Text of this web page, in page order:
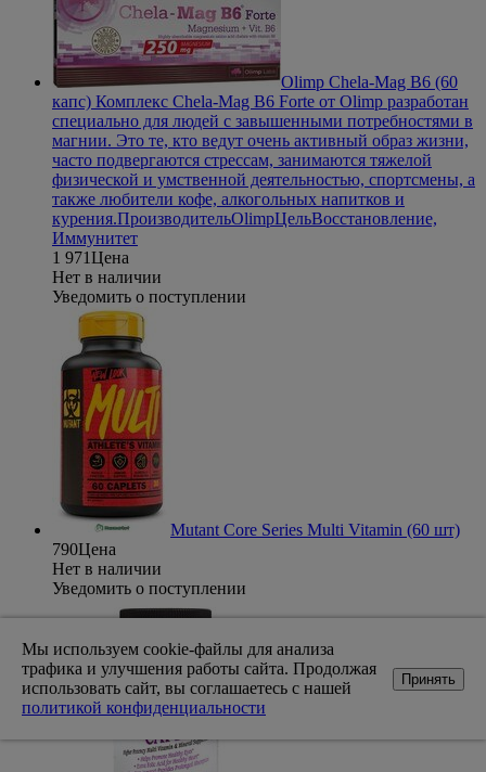
Olimp Chela-Mag B6 (60
капс) Комплекс Chela-Mag B6 Forte от Olimp разработан
специально для людей с завышенными потребностями в
магнии. Это те, кто ведут очень активный образ жизни,
часто подвергаются стрессам, занимаются тяжелой
физической и умственной деятельностью, спортсмены, а
также любители кофе, алкогольных напитков и
курения.ПроизводительOlimpЦельВосстановление,
Иммунитет
1 971Цена
Нет в наличии
Уведомить о поступлении
Mutant Core Series Multi Vitamin (60 шт)
790Цена
Нет в наличии
Уведомить о поступлении
Мы используем cookie-файлы для анализа
трафика и улучшения работы сайта. Продолжая
использовать сайт, вы соглашаетесь с нашей
политикой конфиденциальности
Принять